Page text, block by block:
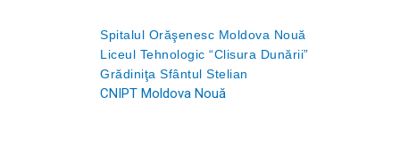
Spitalul Orăşenesc Moldova Nouă
Liceul Tehnologic “Clisura Dunării”
Grădiniţa Sfântul Stelian
CNIPT Moldova Nouă